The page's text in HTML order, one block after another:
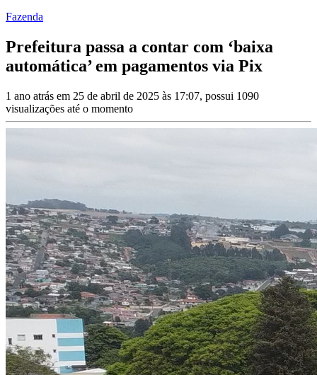
Fazenda
Prefeitura passa a contar com ‘baixa
automática’ em pagamentos via Pix
1 ano atrás em 25 de abril de 2025 às 17:07, possui 1090
visualizações até o momento